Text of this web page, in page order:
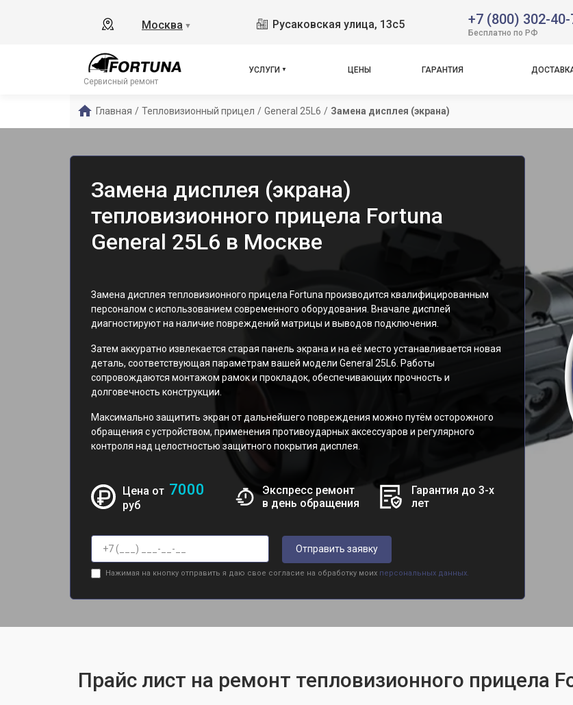
Москва ▼ Русаковская улица, 13с5 +7 (800) 302-
Бесплатно по РФ
Сервисный ремонт
УСЛУГИ ЦЕНЫ ГАРАНТИЯ
Главная / Тепловизионный прицел / General 25L6 / Замена дисплея (экрана)
Замена дисплея (экрана)
тепловизионного прицела Fortuna
General 25L6 в Москве
Замена дисплея тепловизионного прицела Fortuna производится квалифицированным
персоналом с использованием современного оборудования. Вначале дисплей
диагностируют на наличие повреждений матрицы и выводов подключения.
Затем аккуратно извлекается старая панель экрана и на её место устанавливается новая
деталь, соответствующая параметрам вашей модели General 25L6. Работы
сопровождаются монтажом рамок и прокладок, обеспечивающих прочность и
долговечность конструкции.
Максимально защитить экран от дальнейшего повреждения можно путём осторожного
обращения с устройством, применения противоударных аксессуаров и регулярного
контроля над целостностью защитного покрытия дисплея.
Цена от 7000
руб
Экспресс ремонт
в день обращения
Гарантия до 3-х
лет
Отправить заявку
Нажимая на кнопку отправить я даю свое согласие на обработку моих персональных данных.
Прайс лист на ремонт тепловизионного прицела